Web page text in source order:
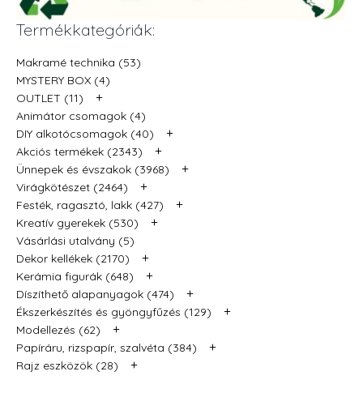
Termékkategóriák:
Makramé technika (53)
MYSTERY BOX (4)
OUTLET (11)
+
Animátor csomagok (4)
DIY alkotócsomagok (40)
+
Akciós termékek (2343) +
Ünnepek és évszakok (3968) +
Virágkötészet (2464) +
Festék, ragasztó, lakk (427) +
Kreatív gyerekek (530) +
Vásárlási utalvány (5)
Dekor kellékek (2170)
+
Kerámia figurák (648) +
Díszíthető alapanyagok (474) +
Ékszerkészítés és gyöngyfűzés (129) +
Modellezés (62) +
Papíráru, rizspapír, szalvéta (384) +
Rajz eszközök (28) +